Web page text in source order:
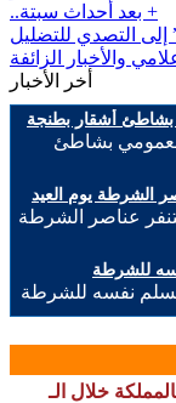
+ بعد أحداث سبتة..
إلى التصدي للتضليل
والأخبار الزائفة
أخر الأخبار
بشاطئ أشقار بطنجة
الشرطة يوم العيد
للشرطة
خلال الـ